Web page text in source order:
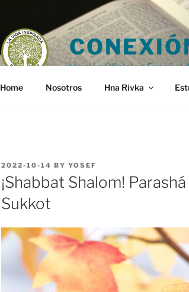
Versión Oficial en Español
Home Nosotros Hna Rivka
POSTED
ON
2022-10-14 BY YOSEF
¡Shabbat Shalom!
Sukkot